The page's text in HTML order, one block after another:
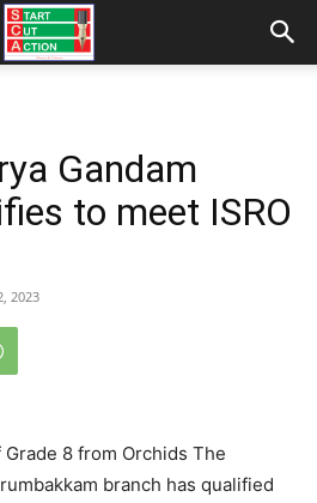
Gandam
to meet ISRO
2023
Grade 8 from Orchids The
branch has qualified